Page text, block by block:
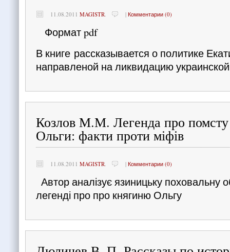
11.08.2011 MAGISTR. | Комментарии (0)
Формат pdf
В книге рассказывается о политике
направленой на ликвидацию
Козлов М.М. Легенда про помсту
Ольги: факти проти міфів
11.08.2011 MAGISTR. | Комментарии (0)
Автор аналізує язиницьку поховальну
легенді про про княгиню Ольгу